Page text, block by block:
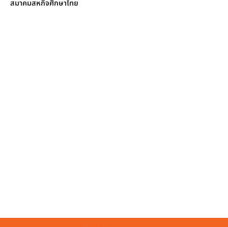
สมาคมสหกิจศึกษาไทย